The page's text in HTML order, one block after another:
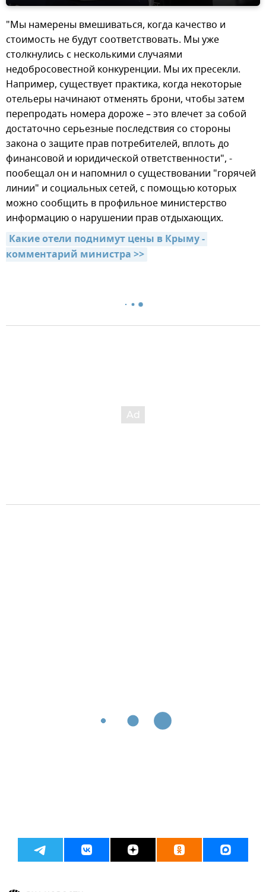
"Мы намерены вмешиваться, когда качество и
стоимость не будут соответствовать. Мы уже
столкнулись с несколькими случаями
недобросовестной конкуренции. Мы их пресекли.
Например, существует практика, когда некоторые
отельеры начинают отменять брони, чтобы затем
перепродать номера дороже – это влечет за собой
достаточно серьезные последствия со стороны
закона о защите прав потребителей, вплоть до
финансовой и юридической ответственности", -
пообещал он и напомнил о существовании "горячей
линии" и социальных сетей, с помощью которых
можно сообщить в профильное министерство
информацию о нарушении прав отдыхающих.
Какие отели поднимут цены в Крыму -
комментарий министра >>